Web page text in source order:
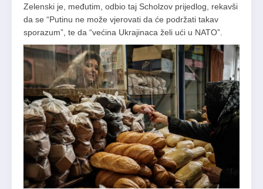
Zelenski je, međutim, odbio taj Scholzov prijedlog, rekavši
da se “Putinu ne može vjerovati da će podržati takav
sporazum”, te da “većina Ukrajinaca želi ući u NATO”.